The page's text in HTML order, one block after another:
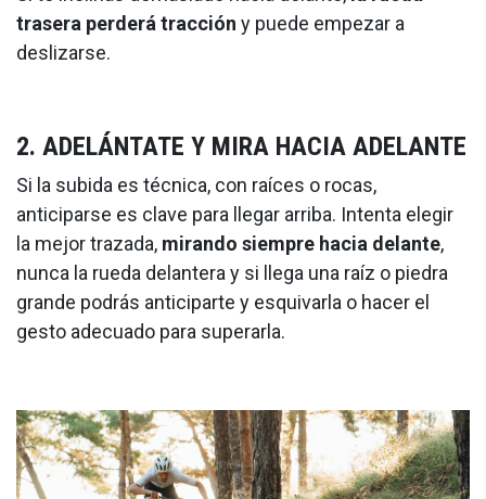
trasera perderá tracción y puede empezar a
deslizarse.
2. ADELÁNTATE Y MIRA HACIA ADELANTE
Si la subida es técnica, con raíces o rocas,
anticiparse es clave para llegar arriba. Intenta elegir
la mejor trazada, mirando siempre hacia delante,
nunca la rueda delantera y si llega una raíz o piedra
grande podrás anticiparte y esquivarla o hacer el
gesto adecuado para superarla.